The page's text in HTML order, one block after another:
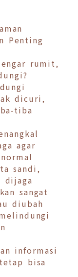
Penting
rumit,
dicuri,
tiba
agar
sandi,
dijaga
sangat
diubah
informasi
bisa